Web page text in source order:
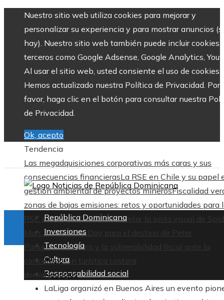
Nuestro sitio web utiliza cookies para mejorar y
personalizar su experiencia y para mostrar anuncios
hay). Nuestro sitio web también puede incluir cookies
terceros como Google Adsense, Google Analytics,
Al usar el sitio web, usted consiente el uso de cookies.
Hemos actualizado nuestra Política de Privacidad. Por
favor, haga clic en el botón para consultar nuestra
de Privacidad.
Ok, acepto
Tendencia
Las megadquisiciones corporativas más caras y sus
consecuencias financierasLa RSE en Chile y su papel
gestión ambiental de proyectos minerosFiscalidad
zonas de bajas emisiones: retos y oportunidades para
RSC en BélgicaCómo interpretar la pista visual de
Man: Brand New Day para el destino de Peter
ParkerMontenegro y la vulnerabilidad fiscal ante la
concentración turística costera
domingo, agosto 9
República Dominicana
Inversiones
Tecnología
Cultura
Responsabilidad social
Inicio
Negocios
LaLiga organizó en Buenos Aires un evento